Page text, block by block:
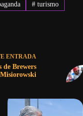
# turismo
ENTRADA
de Brewers